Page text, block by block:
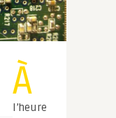
À
l’heure